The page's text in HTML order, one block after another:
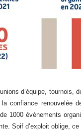
d’équipe,
confiance renouvelée
1000 évènements
Soif d’exploit oblige, ce